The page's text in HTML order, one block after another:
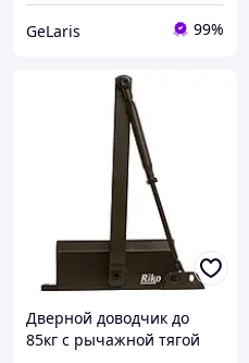
GeLaris 99%
Дверной доводчик до
85кг с рычажной тягой